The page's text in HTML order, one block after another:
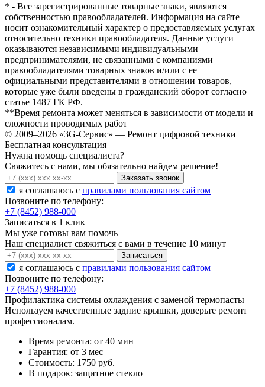
* - Все зарегистрированные товарные знаки, являются
собственностью правообладателей. Информация на сайте
носит ознакомительный характер о предоставляемых услугах
относительно техники правообладателя. Данные услуги
оказываются независимыми индивидуальными
предпринимателями, не связанными с компаниями
правообладателями товарных знаков и/или с ее
официальными представителями в отношении товаров,
которые уже были введены в гражданский оборот согласно
статье 1487 ГК РФ.
**Время ремонта может меняться в зависимости от модели и
сложности проводимых работ
© 2009–2026 «3G-Сервис» — Ремонт цифровой техники
Бесплатная консультация
Нужна помощь специалиста?
Свяжитесь с нами, мы обязательно найдем решение!
Заказать звонок
я соглашаюсь c правилами пользования сайтом
Позвоните по телефону:
+7 (8452) 988-000
Записаться в 1 клик
Мы уже готовы вам помочь
Наш специалист свяжиться с вами в течение 10 минут
Записаться
я соглашаюсь c правилами пользования сайтом
Позвоните по телефону:
+7 (8452) 988-000
Профилактика системы охлаждения с заменой термопасты
Используем качественные задние крышки, доверьте ремонт
профессионалам.
Время ремонта: от 40 мин
Гарантия: от 3 мес
Стоимость: 1750 руб.
В подарок: защитное стекло